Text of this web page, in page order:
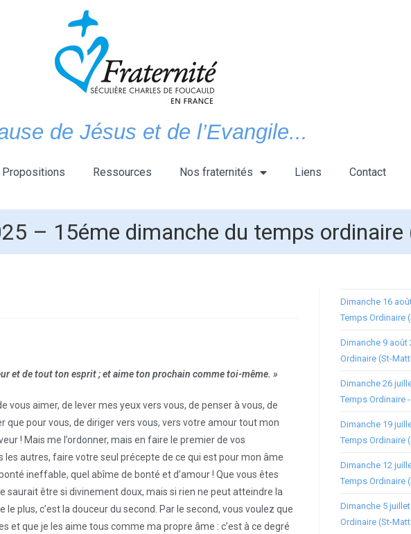
de Jésus et de l’Evangile...
Propositions Ressources Nos fraternités Liens Contact
– 15éme dimanche du temps ordinaire
et de tout ton esprit ; et aime ton prochain comme toi-même. »
vous aimer, de lever mes yeux vers vous, de penser à vous, de
que pour vous, de diriger vers vous, vers votre amour tout mon
! Mais me l’ordonner, mais en faire le premier de vos
autres, faire votre seul précepte de ce qui est pour mon âme
ineffable, quel abîme de bonté et d’amour ! Que vous êtes
saurait être si divinement doux, mais si rien ne peut atteindre la
plus, c’est la douceur du second. Par le second, vous voulez que
et que je les aime tous comme ma propre âme : c’est à ce degré
Dimanche 16
Temps Ordinaire
Dimanche 9 août
Ordinaire (St-
Dimanche 26
Temps Ordinaire
Dimanche 19
Temps Ordinaire
Dimanche 12
Temps Ordinaire
Dimanche 5
Ordinaire (St-